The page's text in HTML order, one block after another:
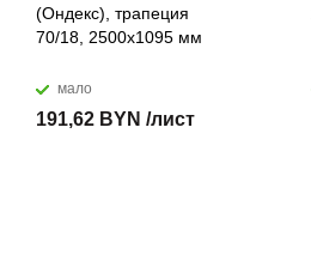
(Ондекс), трапеция
70/18, 2500х1095 мм
мало
191,62 BYN /лист